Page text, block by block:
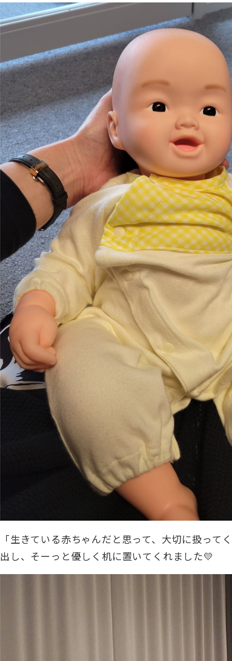
「生きている赤ちゃんだと思って、大切に扱っ
出し、そーっと優しく机に置いてくれました💛